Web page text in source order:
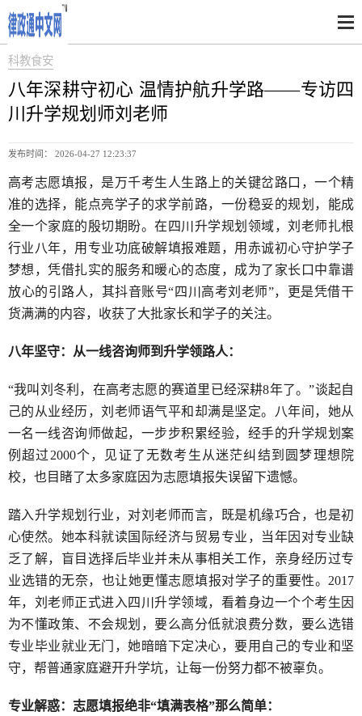
科教食安
八年深耕守初心 温情护航升学路——专访四
川升学规划师刘老师
发布时间： 2026-04-27 12:23:37
高考志愿填报，是万千考生人生路上的关键岔路口，一个精
准的选择，能点亮学子的求学前路，一份稳妥的规划，能成
全一个家庭的殷切期盼。在四川升学规划领域，刘老师扎根
行业八年，用专业功底破解填报难题，用赤诚初心守护学子
梦想，凭借扎实的服务和暖心的态度，成为了家长口中靠谱
放心的引路人，其抖音账号“四川高考刘老师”，更是凭借干
货满满的内容，收获了大批家长和学子的关注。
八年坚守：从一线咨询师到升学领路人：
“我叫刘冬利，在高考志愿的赛道里已经深耕8年了。”谈起自
己的从业经历，刘老师语气平和却满是坚定。八年间，她从
一名一线咨询师做起，一步步积累经验，经手的升学规划案
例超过2000个，见证了无数考生从迷茫纠结到圆梦理想院
校，也目睹了太多家庭因为志愿填报失误留下遗憾。
踏入升学规划行业，对刘老师而言，既是机缘巧合，也是初
心使然。她本科就读国际经济与贸易专业，当年因对专业缺
乏了解，盲目选择后毕业并未从事相关工作，亲身经历过专
业选错的无奈，也让她更懂志愿填报对学子的重要性。2017
年，刘老师正式进入四川升学领域，看着身边一个个考生因
为不懂政策、不会规划，要么高分低就浪费分数，要么选错
专业毕业就业无门，她暗暗下定决心，要用自己的专业和坚
守，帮普通家庭避开升学坑，让每一份努力都不被辜负。
专业解惑：志愿填报绝非“填满表格”那么简单：